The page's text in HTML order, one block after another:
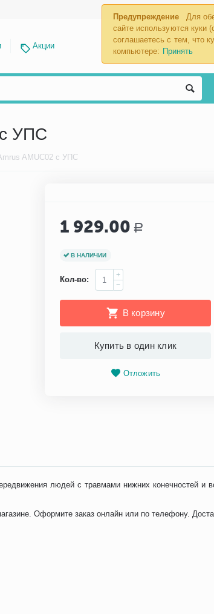
Предупреждение
Для
сайте используются куки
соглашаетесь с тем, что
компьютере: Принять
Акции
УПС
AMUC02 с УПС
1 929.00 Р
В НАЛИЧИИ
Кол-во:
+
−
В корзину
Купить в один клик
Отложить
людей с травмами нижних конечностей и
Оформите заказ онлайн или по телефону.